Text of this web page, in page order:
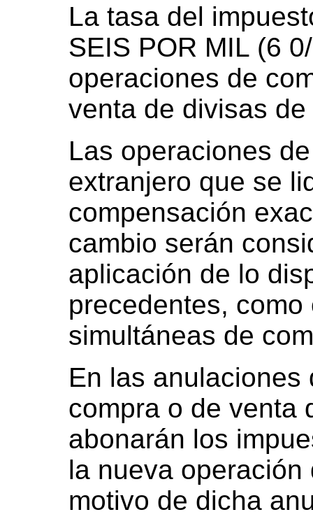
La tasa del
SEIS POR MIL (6
operaciones de
venta de divisas
Las operaciones
extranjero que se
compensación
cambio serán
aplicación de lo
precedentes,
simultáneas de
En las
compra o de venta
abonarán los
la nueva
motivo de dicha